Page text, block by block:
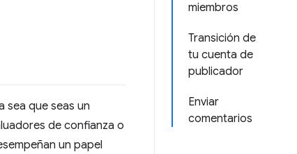
miembros
Transición de
tu cuenta de
publicador
Enviar
comentarios
sea que seas un
de confianza o
un papel